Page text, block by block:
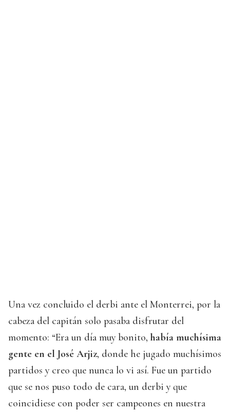
Una vez concluido el derbi ante el Monterrei, por la
cabeza del capitán solo pasaba disfrutar del
momento: “Era un día muy bonito, había muchísima
gente en el José Arjiz, donde he jugado muchísimos
partidos y creo que nunca lo vi así. Fue un partido
que se nos puso todo de cara, un derbi y que
coincidiese con poder ser campeones en nuestra